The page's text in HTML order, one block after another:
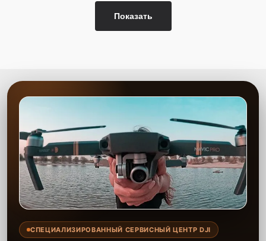
Показать
СПЕЦИАЛИЗИРОВАННЫЙ СЕРВИСНЫЙ ЦЕНТР DJI